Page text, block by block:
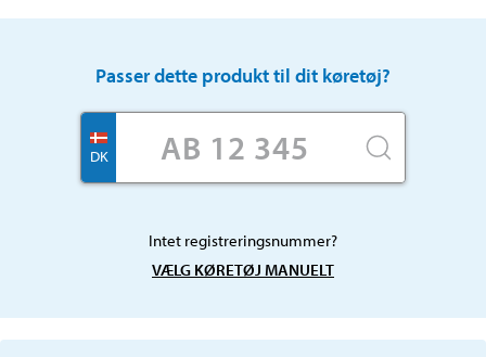
Passer dette produkt til dit køretøj?
DK
Intet registreringsnummer?
VÆLG KØRETØJ MANUELT